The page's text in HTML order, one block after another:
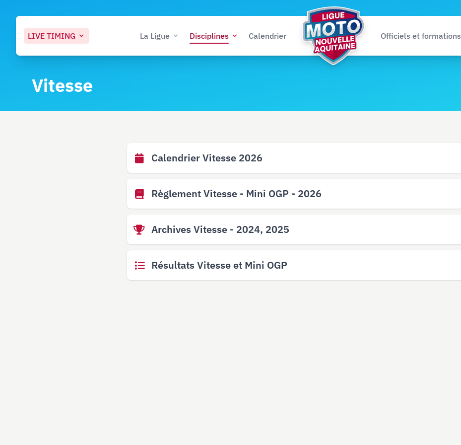
LIVE TIMING La Ligue Disciplines Calendrier
Ligue Moto Nouvelle-Aquitaine
Officiels et formations
Vitesse
Calendrier Vitesse 2026
Règlement Vitesse - Mini OGP - 2026
Archives Vitesse - 2024, 2025
Résultats Vitesse et Mini OGP